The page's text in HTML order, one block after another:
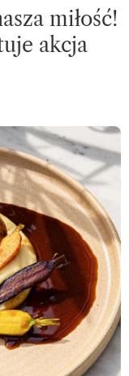
miłość!
akcja